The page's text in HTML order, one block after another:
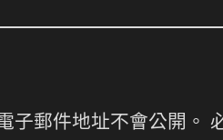
子郵件地址不會公開。